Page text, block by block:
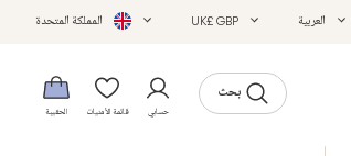
العربية UK£ GBP المملكة المتحدة
بحث
حسابي قائمة الأمنيات الحقيبة